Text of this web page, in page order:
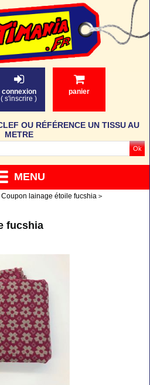
connexion
( s'inscrire )
panier
MENU
OU RÉFÉRENCE UN TISSU AU
METRE
Coupon lainage étoile fucshia
fucshia